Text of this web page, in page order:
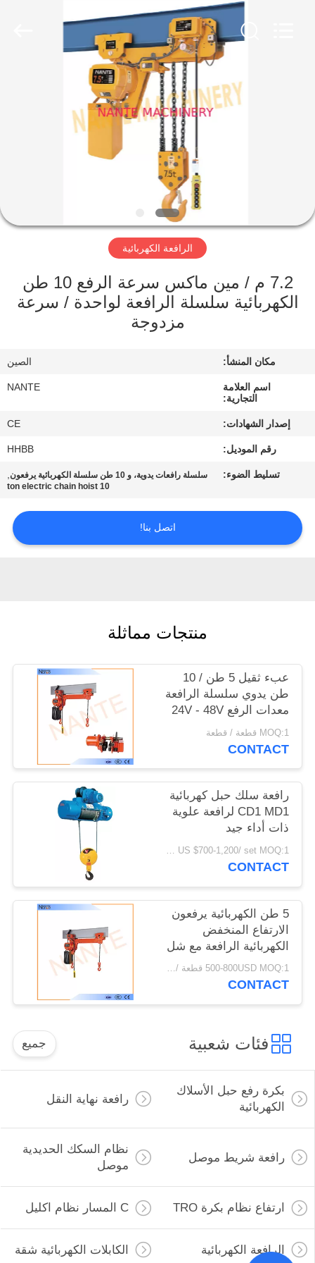
بنا
في
المعمل
اتصل
اقتباس
PRIVACY
POLICY
الرافعة الكهربائية
7.2 م / مين ماكس سرعة الرفع 10 طن
الكهربائية سلسلة الرافعة لواحدة / سرعة
مزدوجة
مكان المنشأ: الصين
اسم العلامة
التجارية:
NANTE
إصدار الشهادات: CE
رقم الموديل: HHBB
تسليط الضوء: سلسلة رافعات يدوية، و 10 طن سلسلة الكهربائية يرفعون ,
10 ton electric chain hoist
اتصل بنا!
منتجات مماثلة
عبء ثقيل 5 طن / 10
طن يدوي سلسلة الرافعة
معدات الرفع 24V - 48V
MOQ:1 قطعة / قطعة
CONTACT
رافعة سلك حبل كهربائية
CD1 MD1 لرافعة علوية
ذات أداء جيد
US $700-1,200/ set MOQ:1 مجموعة
CONTACT
5 طن الكهربائية يرفعون
الارتفاع المنخفض
الكهربائية الرافعة مع شل
قوة عالية
500-800USD MOQ:1 قطعة / قطعة
CONTACT
فئات شعبية جميع
بكرة رفع حبل الأسلاك
الكهربائية
رافعة نهاية النقل
رافعة شريط موصل
نظام السكك الحديدية
موصل
ارتفاع نظام بكرة TRO C المسار نظام اكليل
الرافعة الكهربائية الكابلات الكهربائية شقة